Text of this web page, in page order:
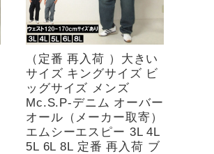
（定番 再入荷 ）大きい
サイズ キングサイズ ビ
ッグサイズ メンズ
Mc.S.P-デニム オーバー
オール（メーカー取寄）
エムシーエスピー 3L 4L
5L 6L 8L 定番 再入荷 ブ